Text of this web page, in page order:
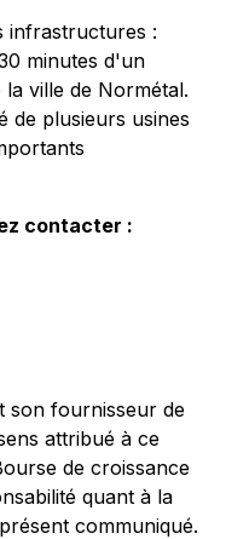
infrastructures :
minutes d'un
ville de Normétal.
de plusieurs usines
contacter :
son fournisseur de
attribué à ce
de croissance
quant à la
communiqué.